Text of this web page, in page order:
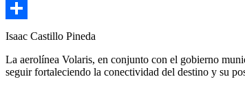
WhatsApp
Compartir
Isaac Castillo Pineda
La aerolínea Volaris, en conjunto con el gobierno
seguir fortaleciendo la conectividad del destino y su